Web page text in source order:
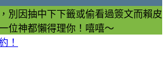
別因抽中下下籤或偷看過簽文而賴皮
位神都懶得理你！嘻嘻～
！